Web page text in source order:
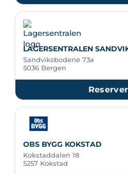
LAGERSENTRALEN
Sandviksbodene 73a
5036 Bergen
OBS BYGG KOKSTAD
Kokstaddalen 18
5257 Kokstad